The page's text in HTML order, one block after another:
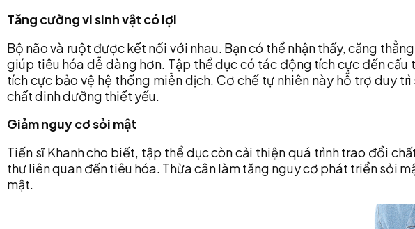
Tăng cường vi sinh vật có lợi
Bộ não và ruột được kết nối với nhau. Bạn có thể nhận thấy, căng
giúp tiêu hóa dễ dàng hơn. Tập thể dục có tác động tích cực đến
tích cực bảo vệ hệ thống miễn dịch. Cơ chế tự nhiên này hỗ trợ duy
chất dinh dưỡng thiết yếu.
Giảm nguy cơ sỏi mật
Tiến sĩ Khanh cho biết, tập thể dục còn cải thiện quá trình trao đổi
thư liên quan đến tiêu hóa. Thừa cân làm tăng nguy cơ phát triển sỏi
mật.